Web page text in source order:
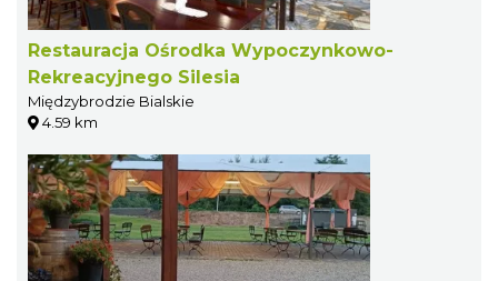
Restauracja Ośrodka Wypoczynkowo-
Rekreacyjnego Silesia
Międzybrodzie Bialskie
4.59 km